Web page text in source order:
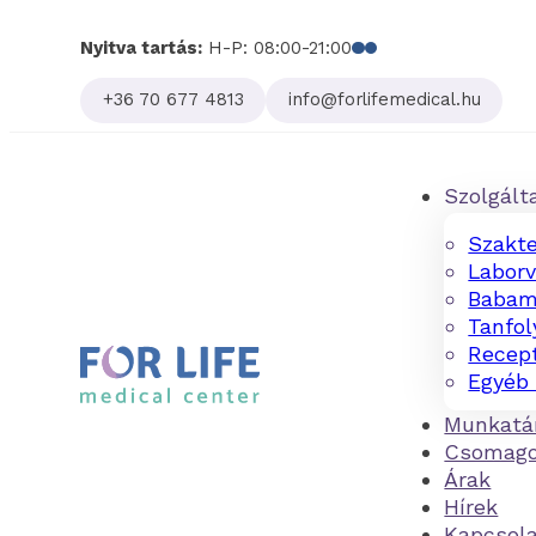
Nyitva tartás: H-P: 08:00-21:00Follow us on
Follow us on
+36 70 677 4813
info@forlifemedical.hu
Árak
Hírek